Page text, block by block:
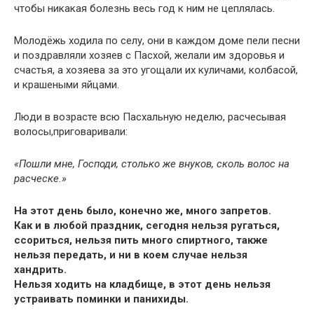
чтобы никакая болезнь весь год к ним не цеплялась.
Молодёжь ходила по селу, они в каждом доме пели песни
и поздравляли хозяев с Пасхой, желали им здоровья и
счастья, а хозяева за это угощали их куличами, колбасой,
и крашеными яйцами.
Люди в возрасте всю Пасхальную неделю, расчесывая
волосы,приговаривали:
«Пошли мне, Господи, столько же внуков, сколь волос на
расческе.»
На этот день было, конечно же, много запретов.
Как и в любой праздник, сегодня нельзя ругаться,
ссориться, нельзя пить много спиртного, также
нельзя передать, и ни в коем случае нельзя
хандрить.
Нельзя ходить на кладбище, в этот день нельзя
устраивать поминки и панихиды.